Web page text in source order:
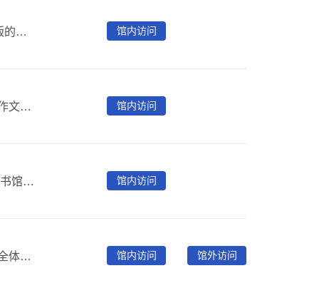
《中华再造善本数据库》将“中华再造善本工程”中影印出版的珍贵古籍善本进行图像数字化。一期数据库，收录从唐至元的古籍善本758种。二期数据库，收录了包含明清及少数民族相关古籍善本554种。 馆内访问
中国共产党思想理论资源数据库收入党的思想理论主要著作文献，包括1.8万余册图书，7000多万个知识点。数据库种金典语义、引文比对、模 糊找句功能能够快速检索出所需要的文献内容。图书内容规范性、权威性强，保留了纸质图书的原版原式，可直接进行引用 馆内访问
“民国图书数据库”是“中国历史文献总库”的子库，由国家图书馆出版社开发。本数据库已上线18万种图书，总计3200万页，3.5TB，全部图书实现全文检索，可检索的字数超过100亿字。该库是“民国时期文献保护计划”重要成果，基本覆盖了国内外重要图书馆的馆藏，以及各具体学科分类，包含大量的名家著作初版本、官方文书、机构文件、内部资料等稀见文献，汇总了30万条权威书目数据，数据库暂无图像阅览的部分，可提供书目信息，大大提高文献的检索和利用效率。 馆内访问
中少快乐阅读平台是为0-18岁青少年读者打造的数字阅读全体验平台。内容汇集了中国少年儿童新闻出版总社成立60年来的经典报纸、期刊、图书资源，内容庞大丰富，平台分类清晰，将阅读指导与个性化阅读服务相结合，并提供一系列的阅读增值服务，是广大青少年的良师，家长老师们的益友！ 馆内访问 馆外访问